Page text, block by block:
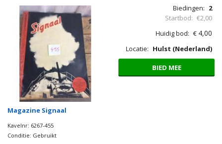
Magazine Signaal
Kavelnr: 6267-455
Conditie: Gebruikt
Biedingen: 2
Startbod: €2,00
Huidig bod: € 4,00
Locatie: Hulst (Nederland)
BIED MEE